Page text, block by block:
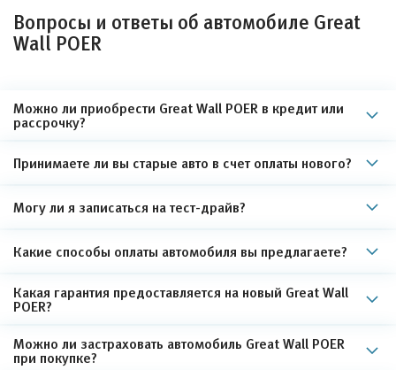
Вопросы и ответы об автомобиле Great
Wall POER
Можно ли приобрести Great Wall POER в кредит или
рассрочку?
Принимаете ли вы старые авто в счет оплаты нового?
Могу ли я записаться на тест-драйв?
Какие способы оплаты автомобиля вы предлагаете?
Какая гарантия предоставляется на новый Great Wall
POER?
Можно ли застраховать автомобиль Great Wall POER
при покупке?